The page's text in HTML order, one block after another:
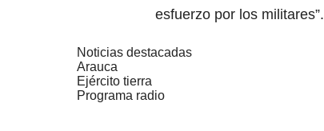
esfuerzo por los militares”.
Noticias destacadas
Arauca
Ejército tierra
Programa radio